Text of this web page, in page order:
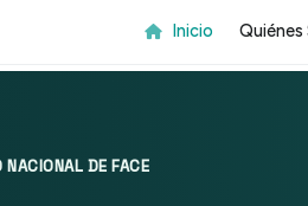
Inicio Quiénes
NACIONAL DE FACE